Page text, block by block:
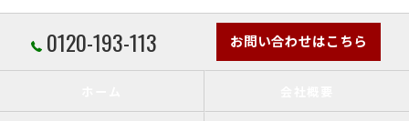
0120-193-113 お問い合わせはこちら